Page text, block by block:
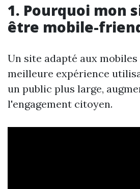
1. Pourquoi mon
être mobile-
Un site adapté aux
meilleure expérience
un public plus large,
l'engagement citoyen.